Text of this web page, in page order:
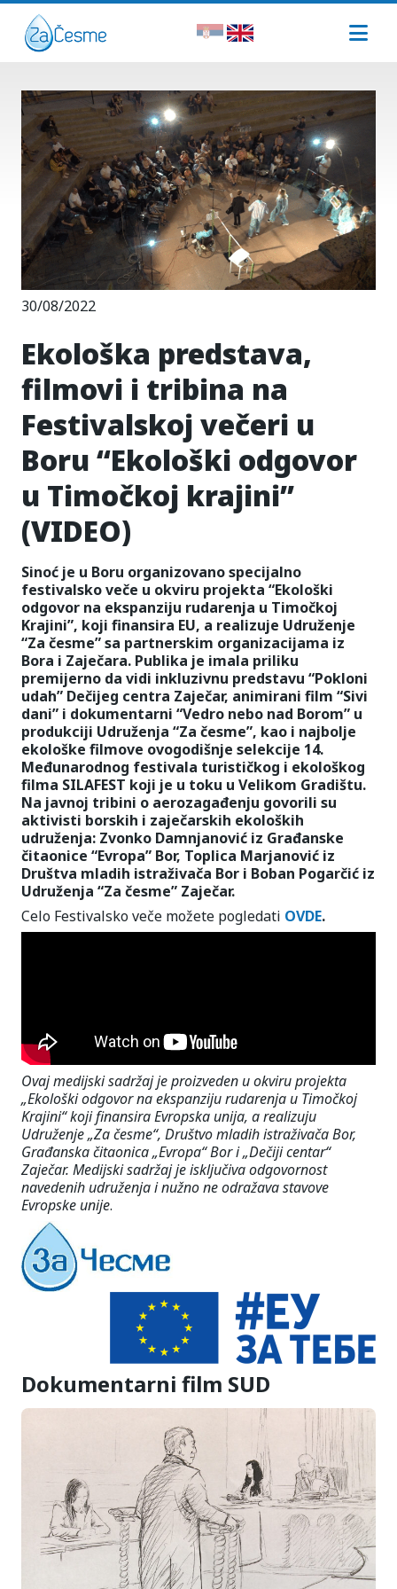
30/08/2022
Ekološka predstava,
filmovi i tribina na
Festivalskoj večeri u
Boru “Ekološki odgovor
u Timočkoj krajini”
(VIDEO)
Sinoć je u Boru organizovano specijalno
festivalsko veče u okviru projekta “Ekološki
odgovor na ekspanziju rudarenja u Timočkoj
Krajini”, koji finansira EU, a realizuje Udruženje
“Za česme” sa partnerskim organizacijama iz
Bora i Zaječara. Publika je imala priliku
premijerno da vidi inkluzivnu predstavu “Pokloni
udah” Dečijeg centra Zaječar, animirani film “Sivi
dani” i dokumentarni “Vedro nebo nad Borom” u
produkciji Udruženja “Za česme”, kao i najbolje
ekološke filmove ovogodišnje selekcije 14.
Međunarodnog festivala turističkog i ekološkog
filma SILAFEST koji je u toku u Velikom Gradištu.
Na javnoj tribini o aerozagađenju govorili su
aktivisti borskih i zaječarskih ekoloških
udruženja: Zvonko Damnjanović iz Građanske
čitaonice “Evropa” Bor, Toplica Marjanović iz
Društva mladih istraživača Bor i Boban Pogarčić iz
Udruženja “Za česme” Zaječar.
Celo Festivalsko veče možete pogledati OVDE.
Ovaj medijski sadržaj je proizveden u okviru projekta
„Ekološki odgovor na ekspanziju rudarenja u Timočkoj
Krajini“ koji finansira Evropska unija, a realizuju
Udruženje „Za česme“, Društvo mladih istraživača Bor,
Građanska čitaonica „Evropa“ Bor i „Dečiji centar“
Zaječar. Medijski sadržaj je isključiva odgovornost
navedenih udruženja i nužno ne odražava stavove
Evropske unije.
Dokumentarni film SUD